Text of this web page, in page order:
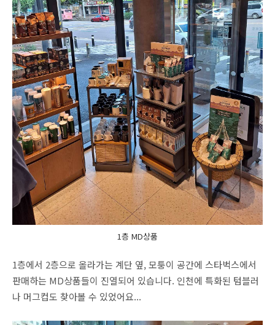
1층 MD상품
1층에서 2층으로 올라가는 계단 옆, 모퉁이 공간에 스타벅스에서
판매하는 MD상품들이 진열되어 있습니다. 인천에 특화된 텀블러
나 머그컵도 찾아볼 수 있었어요...